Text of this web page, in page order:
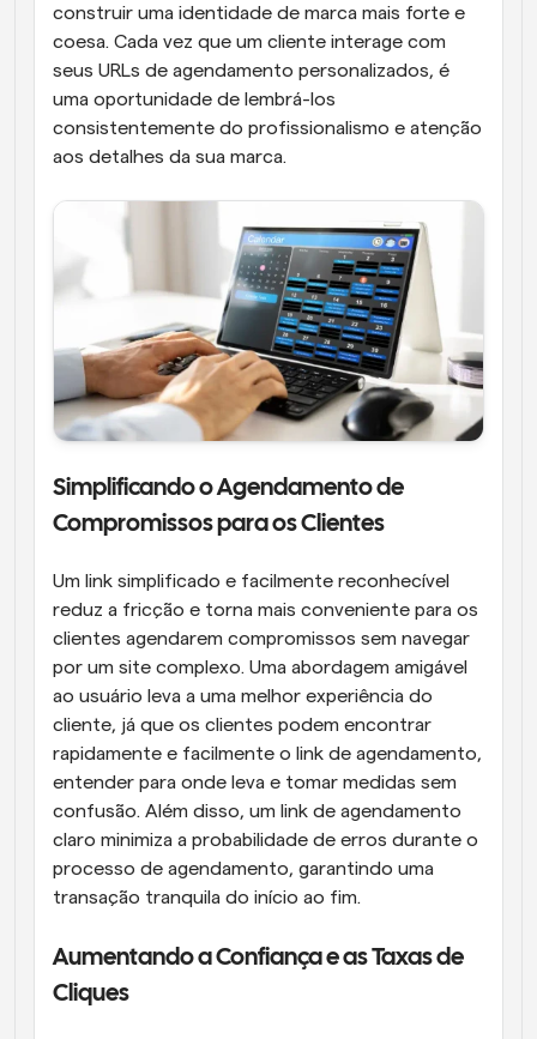
construir uma identidade de marca mais forte e
coesa. Cada vez que um cliente interage com
seus URLs de agendamento personalizados, é
uma oportunidade de lembrá-los
consistentemente do profissionalismo e atenção
aos detalhes da sua marca.
Simplificando o Agendamento de
Compromissos para os Clientes
Um link simplificado e facilmente reconhecível
reduz a fricção e torna mais conveniente para os
clientes agendarem compromissos sem navegar
por um site complexo. Uma abordagem amigável
ao usuário leva a uma melhor experiência do
cliente, já que os clientes podem encontrar
rapidamente e facilmente o link de agendamento,
entender para onde leva e tomar medidas sem
confusão. Além disso, um link de agendamento
claro minimiza a probabilidade de erros durante o
processo de agendamento, garantindo uma
transação tranquila do início ao fim.
Aumentando a Confiança e as Taxas de
Cliques